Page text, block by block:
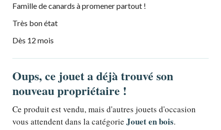
Famille de canards à promener partout !
Très bon état
Dès 12 mois
Oups, ce jouet a déjà trouvé son
nouveau propriétaire !
Ce produit est vendu, mais d'autres jouets d'occasion
vous attendent dans la catégorie Jouet en bois.